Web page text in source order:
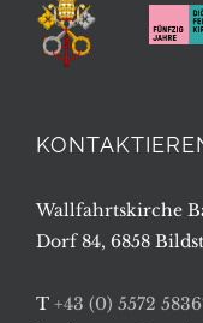
Wallfahrtskirche
Dorf 84, 6858
T +43 (0) 5572